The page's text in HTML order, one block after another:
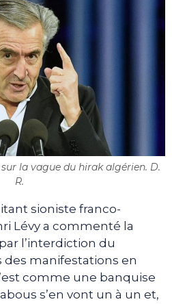
la vague du hirak algérien. D.
R.
sioniste franco-
Lévy a commenté la
l’interdiction du
des manifestations en
comme une banquise
s’en vont un à un et,